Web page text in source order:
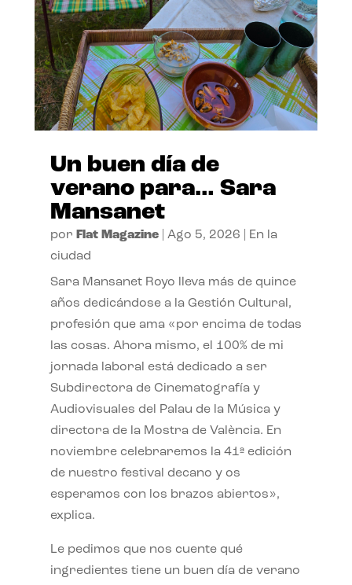
Un buen día de
verano para… Sara
Mansanet
por Flat Magazine| Ago 5, 2026
En la
ciudad
Sara Mansanet Royo lleva más de quince
años dedicándose a la Gestión Cultural,
profesión que ama «por encima de todas
las cosas. Ahora mismo, el 100% de mi
jornada laboral está dedicado a ser
Subdirectora de Cinematografía y
Audiovisuales del Palau de la Música y
directora de la Mostra de València. En
noviembre celebraremos la 41ª edición
de nuestro festival decano y os
esperamos con los brazos abiertos»,
explica.
Le pedimos que nos cuente qué
ingredientes tiene un buen día de verano